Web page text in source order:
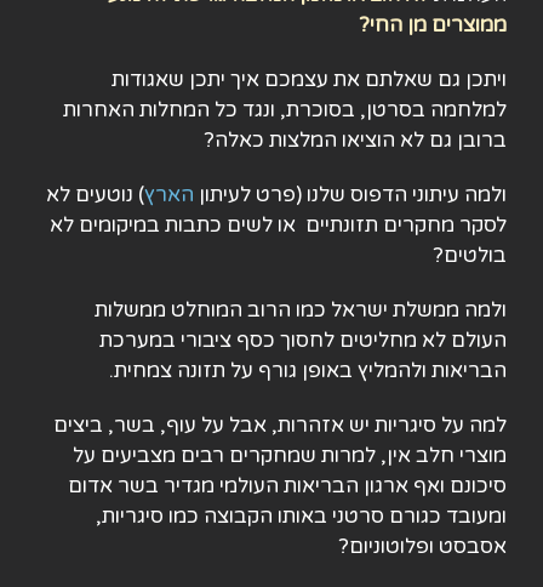
ממוצרים מן החי?
ויתכן גם שאלתם את עצמכם איך יתכן שאגודות
למלחמה בסרטן, בסוכרת, ונגד כל המחלות האחרות
ברובן גם לא הוציאו המלצות כאלה?
ולמה עיתוני הדפוס שלנו (פרט לעיתון הארץ) נוטעים לא
לסקר מחקרים תזונתיים או לשים כתבות במיקומים לא
בולטים?
ולמה ממשלת ישראל כמו הרוב המוחלט ממשלות
העולם לא מחליטים לחסוך כסף ציבורי במערכת
הבריאות ולהמליץ באופן גורף על תזונה צמחית.
למה על סיגריות יש אזהרות, אבל על עוף, בשר, ביצים
מוצרי חלב אין, למרות שמחקרים רבים מצביעים על
סיכונם ואף ארגון הבריאות העולמי מגדיר בשר אדום
ומעובד כגורם סרטני באותו הקבוצה כמו סיגריות,
אסבסט ופלוטוניום?